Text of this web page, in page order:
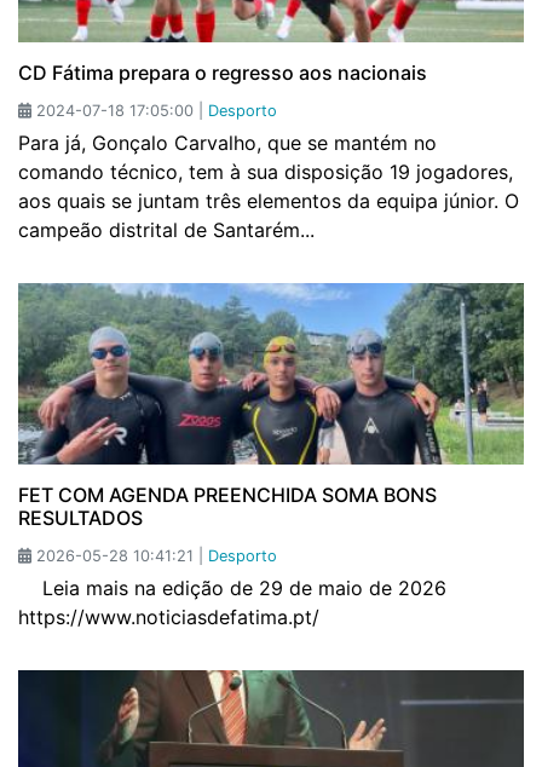
CD Fátima prepara o regresso aos nacionais
2024-07-18 17:05:00 | Desporto
Para já, Gonçalo Carvalho, que se mantém no
comando técnico, tem à sua disposição 19 jogadores,
aos quais se juntam três elementos da equipa júnior. O
campeão distrital de Santarém...
FET COM AGENDA PREENCHIDA SOMA BONS
RESULTADOS
2026-05-28 10:41:21 | Desporto
Leia mais na edição de 29 de maio de 2026
https://www.noticiasdefatima.pt/